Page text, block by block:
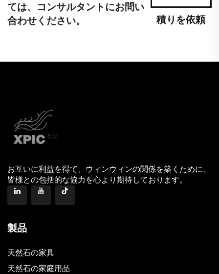
ては、コンサルタントにお問い
合わせください。
積りを依頼
お互いに利益を得て、ウィンウィンの関係を築くために、
皆様との包括的な協力を心より期待しております。
製品
天然石の家具
天然石の家庭用品